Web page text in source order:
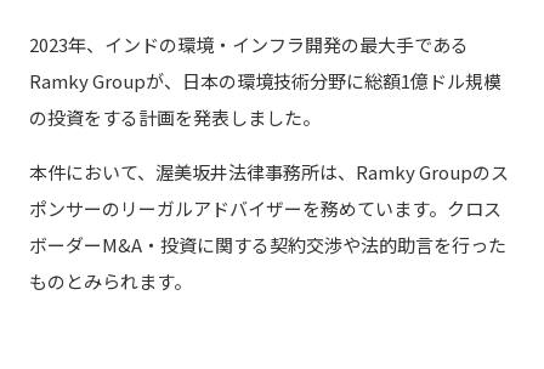
2023年、インドの環境・インフラ開発の最大手である
Ramky Groupが、日本の環境技術分野に総額1億ドル規模
の投資をする計画を発表しました。
本件において、渥美坂井法律事務所は、Ramky Groupのス
ポンサーのリーガルアドバイザーを務めています。クロス
ボーダーM&A・投資に関する契約交渉や法的助言を行った
ものとみられます。